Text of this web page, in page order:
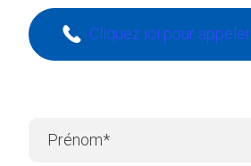
Cliquez ici pour appeler